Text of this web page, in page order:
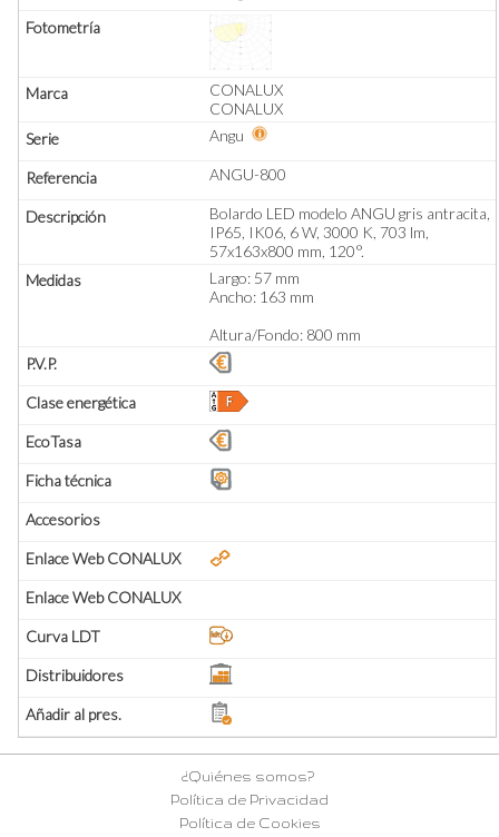
CONALUX
CONALUX
Angu
ANGU-800
Bolardo LED modelo ANGU gris antracita,
IP65, IK06, 6 W, 3000 K, 703 lm,
57x163x800 mm, 120°.
Largo: 57 mm
Ancho: 163 mm
Altura/Fondo: 800 mm
¿Quiénes somos?
Política de Privacidad
Política de Cookies